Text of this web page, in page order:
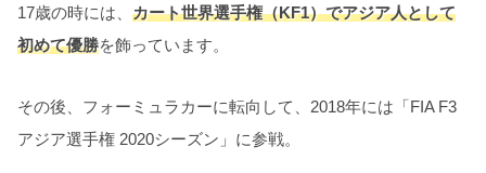
17歳の時には、 カート世界選手権（KF1）でアジア人として
初めて優勝を飾っています。
その後、フォーミュラカーに転向して、2018年には「FIA F3
アジア選手権 2020シーズン」に参戦。